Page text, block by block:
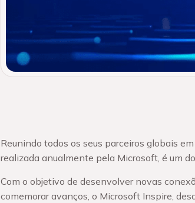
Reunindo todos os seus parceiros globais
realizada anualmente pela Microsoft, é um
Com o objetivo de desenvolver novas
comemorar avanços, o Microsoft Inspire,